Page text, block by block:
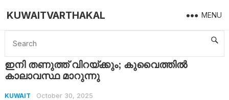
KUWAITVARTHAKAL MENU
Home Kuwait ഇനി തണുത്ത് വിറയ്ക്കും; കുവൈത്തിൽ കാലാവസ്ഥ മാറുന്നു
ഇനി തണുത്ത് വിറയ്ക്കും; കുവൈത്തിൽ
കാലാവസ്ഥ മാറുന്നു
KUWAIT October 30, 2025